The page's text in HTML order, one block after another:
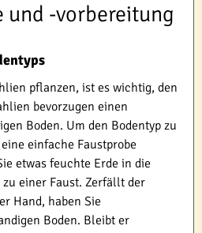
und -vorbereitung
pflanzen, ist es wichtig, den
bevorzugen einen
Boden. Um den Bodentyp zu
einfache Faustprobe
etwas feuchte Erde in die
einer Faust. Zerfällt der
Hand, haben Sie
Boden. Bleibt er